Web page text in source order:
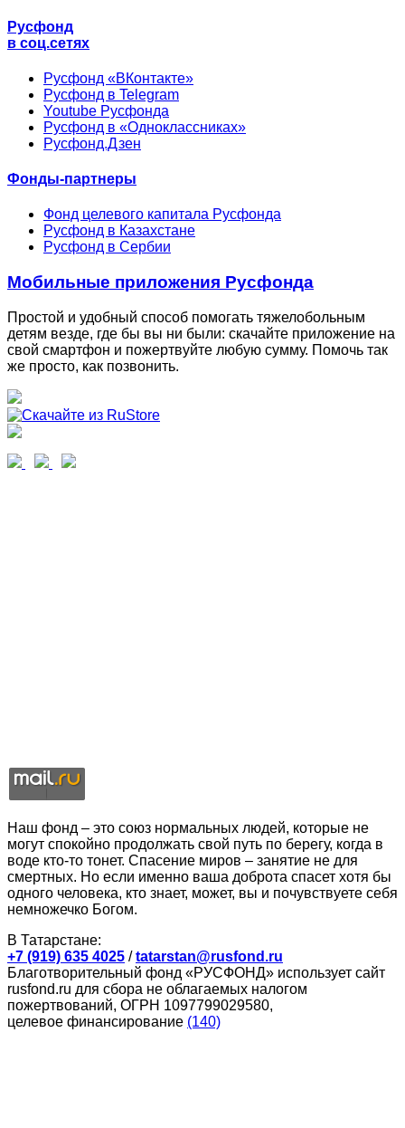
Русфонд
в соц.сетях
Русфонд «ВКонтакте»
Русфонд в Telegram
Youtube Русфонда
Русфонд в «Одноклассниках»
Русфонд.Дзен
Фонды-партнеры
Фонд целевого капитала Русфонда
Русфонд в Казахстане
Русфонд в Сербии
Мобильные приложения Русфонда
Простой и удобный способ помогать тяжелобольным
детям везде, где бы вы ни были: скачайте приложение на
свой смартфон и пожертвуйте любую сумму. Помочь так
же просто, как позвонить.
Наш фонд – это союз нормальных людей, которые не
могут спокойно продолжать свой путь по берегу, когда в
воде кто-то тонет. Спасение миров – занятие не для
смертных. Но если именно ваша доброта спасет хотя бы
одного человека, кто знает, может, вы и почувствуете себя
немножечко Богом.
В Татарстане:
+7 (919) 635 4025 /tatarstan@rusfond.ru
Благотворительный фонд «РУСФОНД» использует сайт
rusfond.ru для сбора не облагаемых налогом
пожертвований, ОГРН 1097799029580,
целевое финансирование (140)